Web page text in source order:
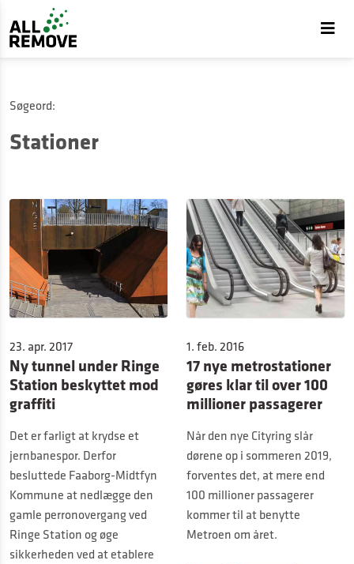
Søgeord:
Stationer
23. apr. 2017
Ny tunnel under Ringe
Station beskyttet mod
graffiti
Det er farligt at krydse et
jernbanespor. Derfor
besluttede Faaborg-Midtfyn
Kommune at nedlægge den
gamle perronovergang ved
Ringe Station og øge
sikkerheden ved at etablere
1. feb. 2016
17 nye metrostationer
gøres klar til over 100
millioner passagerer
Når den nye Cityring slår
dørene op i sommeren 2019,
forventes det, at mere end
100 millioner passagerer
kommer til at benytte
Metroen om året.